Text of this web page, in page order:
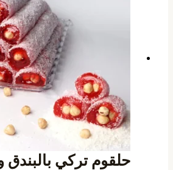
حلقوم تركي بالبندق